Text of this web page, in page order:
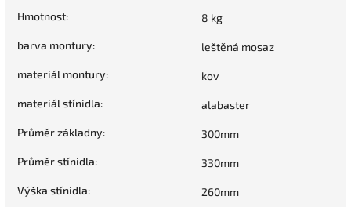
Hmotnost: 8 kg
barva montury: leštěná mosaz
materiál montury: kov
materiál stínidla: alabaster
Průměr základny: 300mm
Průměr stínidla: 330mm
Výška stínidla: 260mm